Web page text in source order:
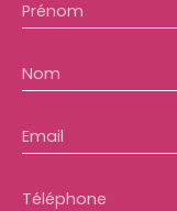
Prénom
Nom
Email
Téléphone